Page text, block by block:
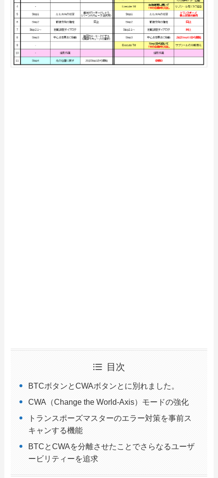
目次
BTCボタンとCWAボタンとに別れました。
CWA（Change the World-Axis）モードの強化
トランスポーズマスターのエラー対策を事前ス
キャンする機能
BTCとCWAを分離させたことでさらなるユーザ
ービリティーを追求